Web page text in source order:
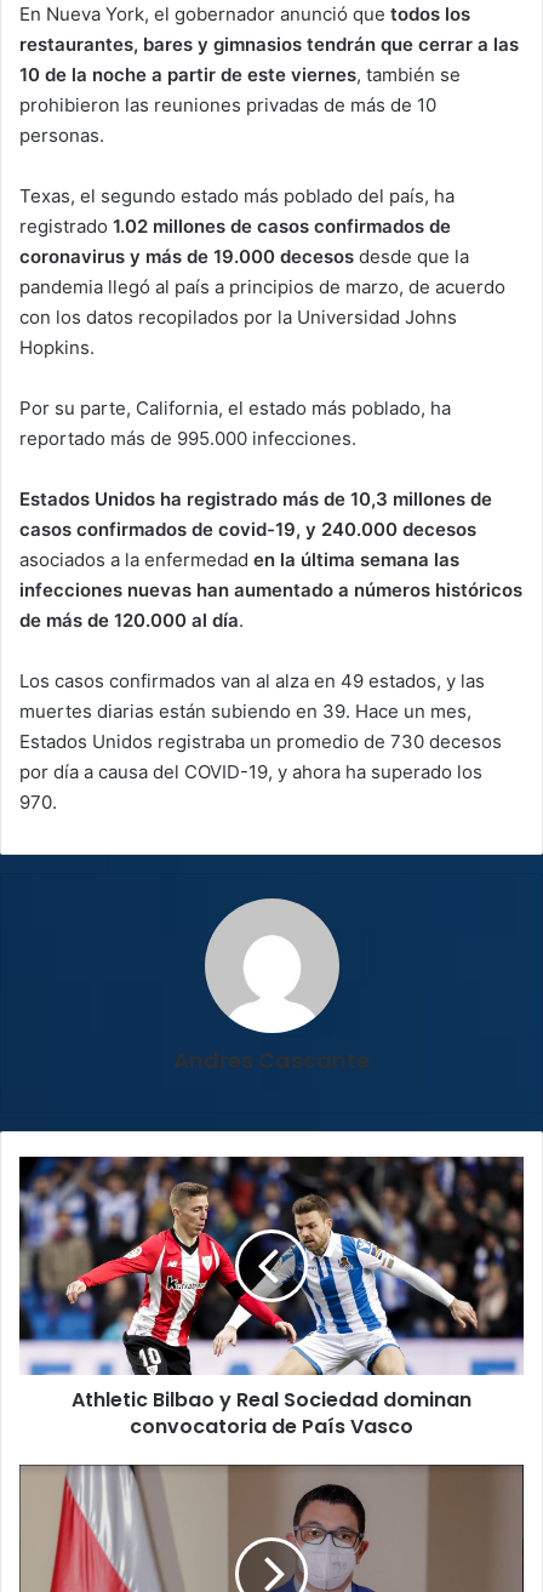
En Nueva York, el gobernador anunció que todos los
restaurantes, bares y gimnasios tendrán que cerrar a las
10 de la noche a partir de este viernes, también se
prohibieron las reuniones privadas de más de 10
personas.
Texas, el segundo estado más poblado del país, ha
registrado 1.02 millones de casos confirmados de
coronavirus y más de 19.000 decesos desde que la
pandemia llegó al país a principios de marzo, de acuerdo
con los datos recopilados por la Universidad Johns
Hopkins.
Por su parte, California, el estado más poblado, ha
reportado más de 995.000 infecciones.
Estados Unidos ha registrado más de 10,3 millones de
casos confirmados de covid-19, y 240.000 decesos
asociados a la enfermedad en la última semana las
infecciones nuevas han aumentado a números históricos
de más de 120.000 al día.
Los casos confirmados van al alza en 49 estados, y las
muertes diarias están subiendo en 39. Hace un mes,
Estados Unidos registraba un promedio de 730 decesos
por día a causa del COVID-19, y ahora ha superado los
970.
Andres Cascante
Athletic
Bilbao
y
Real
Sociedad
dominan
convocatoria
de
País
Athletic Bilbao y Real Sociedad dominan
convocatoria de País Vasco
Ministro
Salud